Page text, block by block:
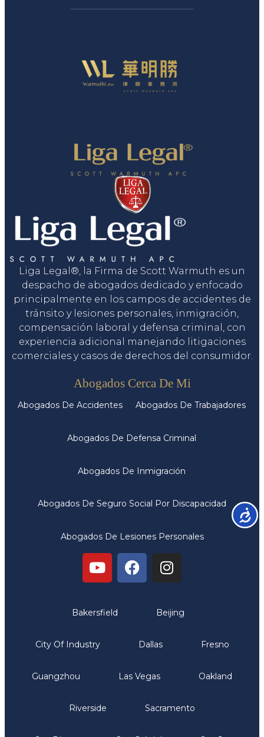
Liga Legal®, la Firma de Scott Warmuth es un
despacho de abogados dedicado y enfocado
principalmente en los campos de accidentes de
tránsito y lesiones personales, inmigración,
compensación laboral y defensa criminal, con
experiencia adicional manejando litigaciones
comerciales y casos de derechos del consumidor.
Abogados Cerca De Mi
Abogados De Accidentes Abogados De Trabajadores
Abogados De Defensa Criminal
Abogados De Inmigración
Abogados De Seguro Social Por Discapacidad
Abogados De Lesiones Personales
Bakersfield Beijing
City Of Industry Dallas Fresno
Guangzhou Las Vegas Oakland
Riverside Sacramento